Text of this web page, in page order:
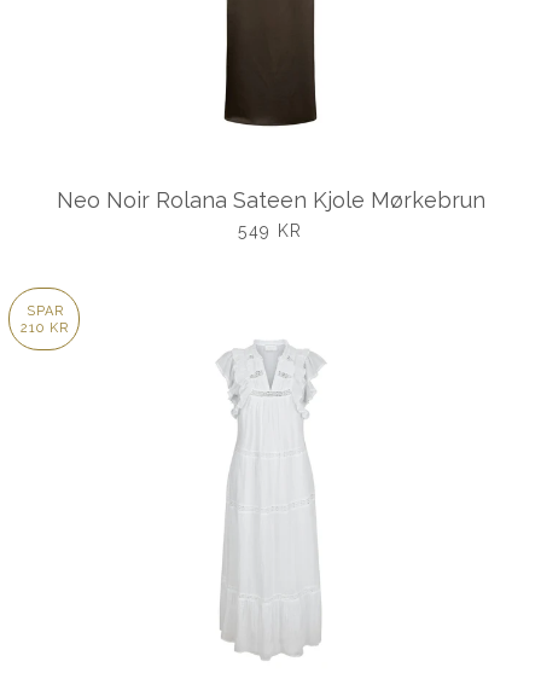
Neo Noir Rolana Sateen Kjole Mørkebrun
UDSALGSPRIS
549 KR
SPAR
210 KR